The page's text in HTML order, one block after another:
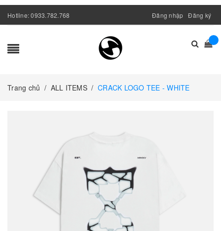
Hotline:0933.782.768 Đăng nhập Đăng ký
Trang chủ / ALL ITEMS / CRACK LOGO TEE - WHITE